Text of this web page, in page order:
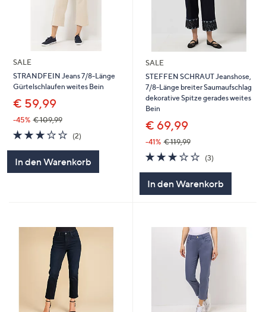
SALE
STRANDFEIN Jeans 7/8-Länge
Gürtelschlaufen weites Bein
€ 59,99
-45% € 109,99
3.0
von
(2)
In den Warenkorb
SALE
STEFFEN SCHRAUT Jeanshose,
7/8-Länge breiter Saumaufschlag
dekorative Spitze gerades weites
Bein
€ 69,99
-41% € 119,99
2.7
von
5
(3)
In den Warenkorb